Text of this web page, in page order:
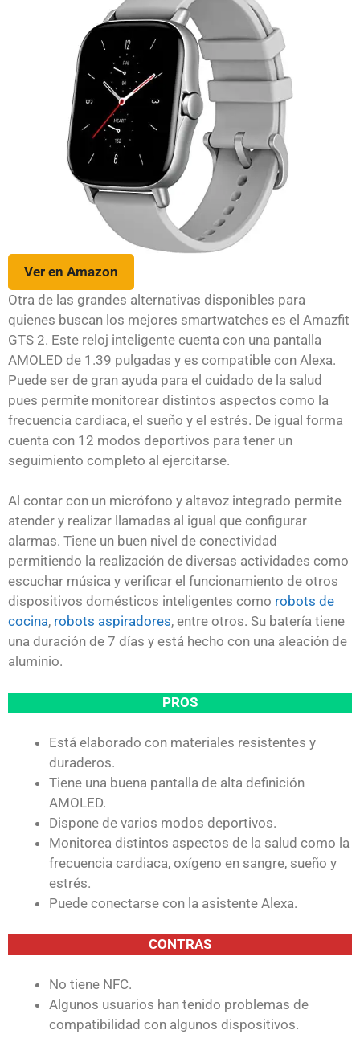
Ver en Amazon
Otra de las grandes alternativas disponibles para
quienes buscan los mejores smartwatches es el Amazfit
GTS 2. Este reloj inteligente cuenta con una pantalla
AMOLED de 1.39 pulgadas y es compatible con Alexa.
Puede ser de gran ayuda para el cuidado de la salud
pues permite monitorear distintos aspectos como la
frecuencia cardiaca, el sueño y el estrés. De igual forma
cuenta con 12 modos deportivos para tener un
seguimiento completo al ejercitarse.
Al contar con un micrófono y altavoz integrado permite
atender y realizar llamadas al igual que configurar
alarmas. Tiene un buen nivel de conectividad
permitiendo la realización de diversas actividades como
escuchar música y verificar el funcionamiento de otros
dispositivos domésticos inteligentes como robots de
cocina, robots aspiradores, entre otros. Su batería tiene
una duración de 7 días y está hecho con una aleación de
aluminio.
PROS
Está elaborado con materiales resistentes y
duraderos.
Tiene una buena pantalla de alta definición
AMOLED.
Dispone de varios modos deportivos.
Monitorea distintos aspectos de la salud como la
frecuencia cardiaca, oxígeno en sangre, sueño y
estrés.
Puede conectarse con la asistente Alexa.
CONTRAS
No tiene NFC.
Algunos usuarios han tenido problemas de
compatibilidad con algunos dispositivos.